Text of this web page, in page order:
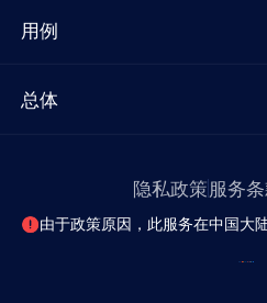
用例
总体
隐私政策服务
由于政策原因，此服务在中国大